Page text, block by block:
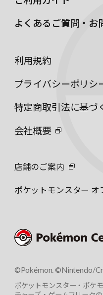
よくあるご質問・お
利用規約
プライバシーポリシ
特定商取引法に基づ
会社概要
店舗のご案内
ポケットモンスター オ
©Pokémon. ©Nintendo/
ポケットモンスター・ポケ